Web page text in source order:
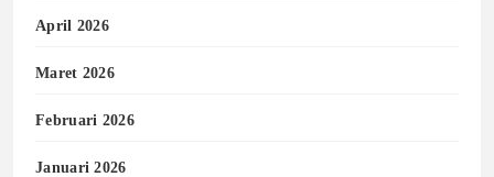
April 2026
Maret 2026
Februari 2026
Januari 2026